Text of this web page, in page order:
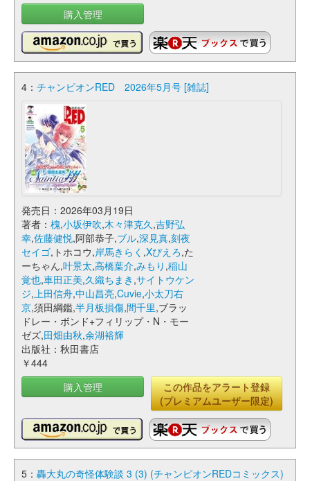
購入管理
4： チャンピオンRED 2026年5月号 [雑誌]
発売日：2026年03月19日
著者： 槐,小坂伊吹,木々津克久,吉野弘
幸,佐藤健悦,阿部恭子,ブル,深見真,刻夜
セイゴ,トホコウ,岸馬きらく ,Xぴえろ,た
ーちゃん,叶景太,高橋葉介,みもり ,稲山
覚也,車田正美,久織ちまき ,サイトウケン
ジ,上田信舟,中山昌亮,Cuvie,小太刀右
京,須田綱鑑,半月板損傷,間千里,ブラッ
ドレー・ボンド+フィリップ・N・モー
ゼズ,田畑由秋,余湖裕輝
出版社：秋田書店
￥444
購入管理
この作品をアラート登録
(プレミアムユーザー限定)
5： 轟大丸の奇怪体験談 3 (3) (チャンピオンREDコミックス)